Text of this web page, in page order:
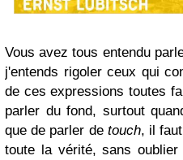
Vous avez tous entendu
j'entends rigoler ceux qui
de ces expressions toutes
parler du fond, surtout
que de parler de touch, il
toute la vérité, sans